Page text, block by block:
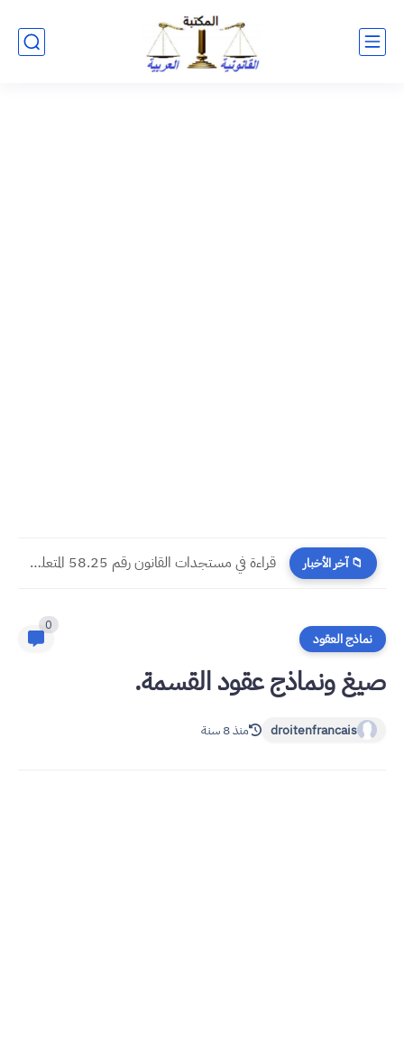
📁 آخر الأخبار ​قراءة في مستجدات القانون رقم 58.25 المتعلق بالمسطرة المدنية
نماذج العقود
0
صيغ ونماذج عقود القسمة.
droitenfrancais منذ 8 سنة